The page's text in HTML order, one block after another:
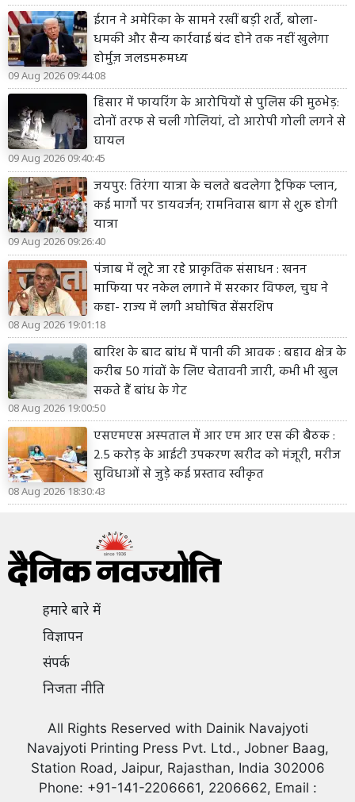
ईरान ने अमेरिका के सामने रखीं बड़ी शर्तें, बोला-
धमकी और सैन्य कार्रवाई बंद होने तक नहीं खुलेगा
होर्मुज़ जलडमरूमध्य
09 Aug 2026 09:44:08
हिसार में फायरिंग के आरोपियों से पुलिस की मुठभेड़:
दोनों तरफ से चली गोलियां, दो आरोपी गोली लगने से
घायल
09 Aug 2026 09:40:45
जयपुर: तिरंगा यात्रा के चलते बदलेगा ट्रैफिक प्लान,
कई मार्गों पर डायवर्जन; रामनिवास बाग से शुरू होगी
यात्रा
09 Aug 2026 09:26:40
पंजाब में लूटे जा रहे प्राकृतिक संसाधन : खनन
माफिया पर नकेल लगाने में सरकार विफल, चुघ ने
कहा- राज्य में लगी अघोषित सेंसरशिप
08 Aug 2026 19:01:18
बारिश के बाद बांध में पानी की आवक : बहाव क्षेत्र के
करीब 50 गांवों के लिए चेतावनी जारी, कभी भी खुल
सकते हैं बांध के गेट
08 Aug 2026 19:00:50
एसएमएस अस्पताल में आर एम आर एस की बैठक :
2.5 करोड़ के आईटी उपकरण खरीद को मंजूरी, मरीज
सुविधाओं से जुड़े कई प्रस्ताव स्वीकृत
08 Aug 2026 18:30:43
हमारे बारे में
विज्ञापन
संपर्क
निजता नीति
All Rights Reserved with Dainik Navajyoti
Navajyoti Printing Press Pvt. Ltd., Jobner Baag,
Station Road, Jaipur, Rajasthan, India 302006
Phone: +91-141-2206661, 2206662, Email :